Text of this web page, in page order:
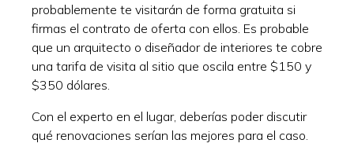
probablemente te visitarán de forma gratuita si
firmas el contrato de oferta con ellos. Es probable
que un arquitecto o diseñador de interiores te cobre
una tarifa de visita al sitio que oscila entre $150 y
$350 dólares.
Con el experto en el lugar, deberías poder discutir
qué renovaciones serían las mejores para el caso.